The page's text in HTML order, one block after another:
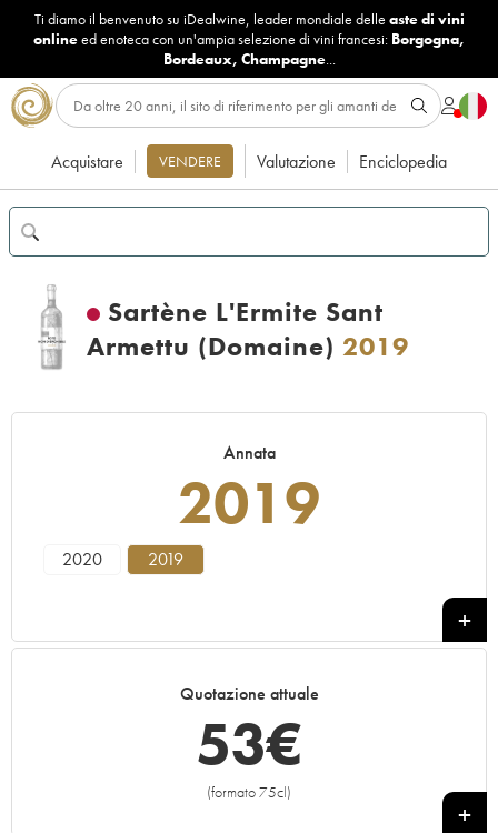
Ti diamo il benvenuto su iDealwine, leader mondiale delle aste di vini
onlineed enoteca con un'ampia selezione di vini francesi: Borgogna,
Bordeaux, Champagne...
Acquistare VENDERE Valutazione Enciclopedia
Sartène L'Ermite Sant
Armettu (Domaine) 2019
Annata
2019
2020 2019
Quotazione attuale
53€
(formato 75cl)
+